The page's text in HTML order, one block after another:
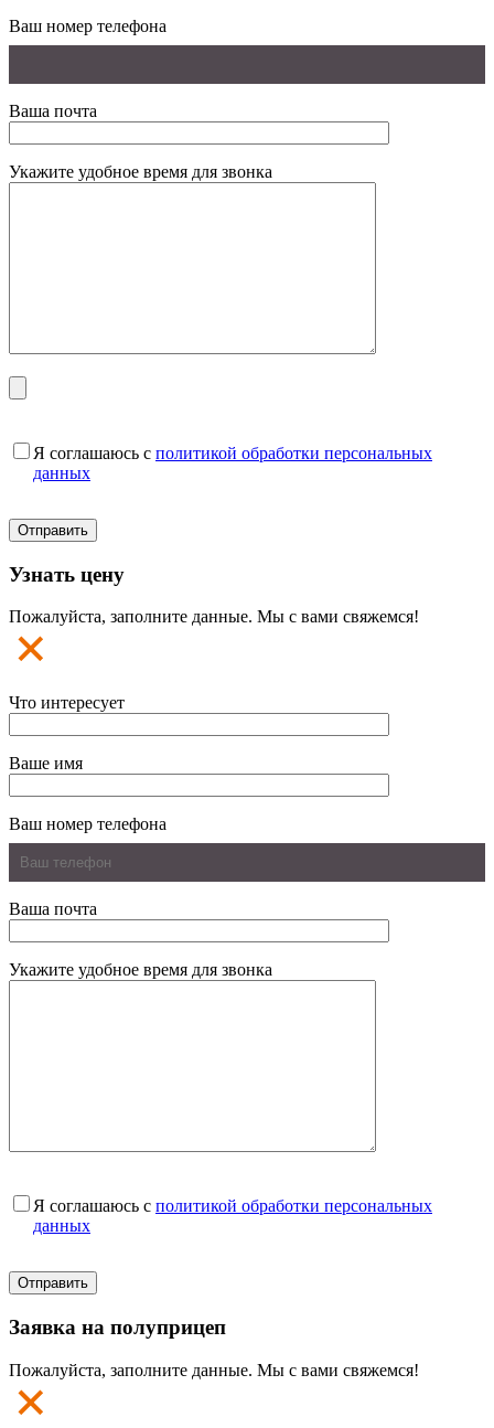
Ваш номер телефона
Ваша почта
Укажите удобное время для звонка
Я соглашаюсь с политикой обработки персональных
данных
Узнать цену
Пожалуйста, заполните данные. Мы с вами свяжемся!
Что интересует
Ваше имя
Ваш номер телефона
Ваша почта
Укажите удобное время для звонка
Я соглашаюсь с политикой обработки персональных
данных
Заявка на полуприцеп
Пожалуйста, заполните данные. Мы с вами свяжемся!